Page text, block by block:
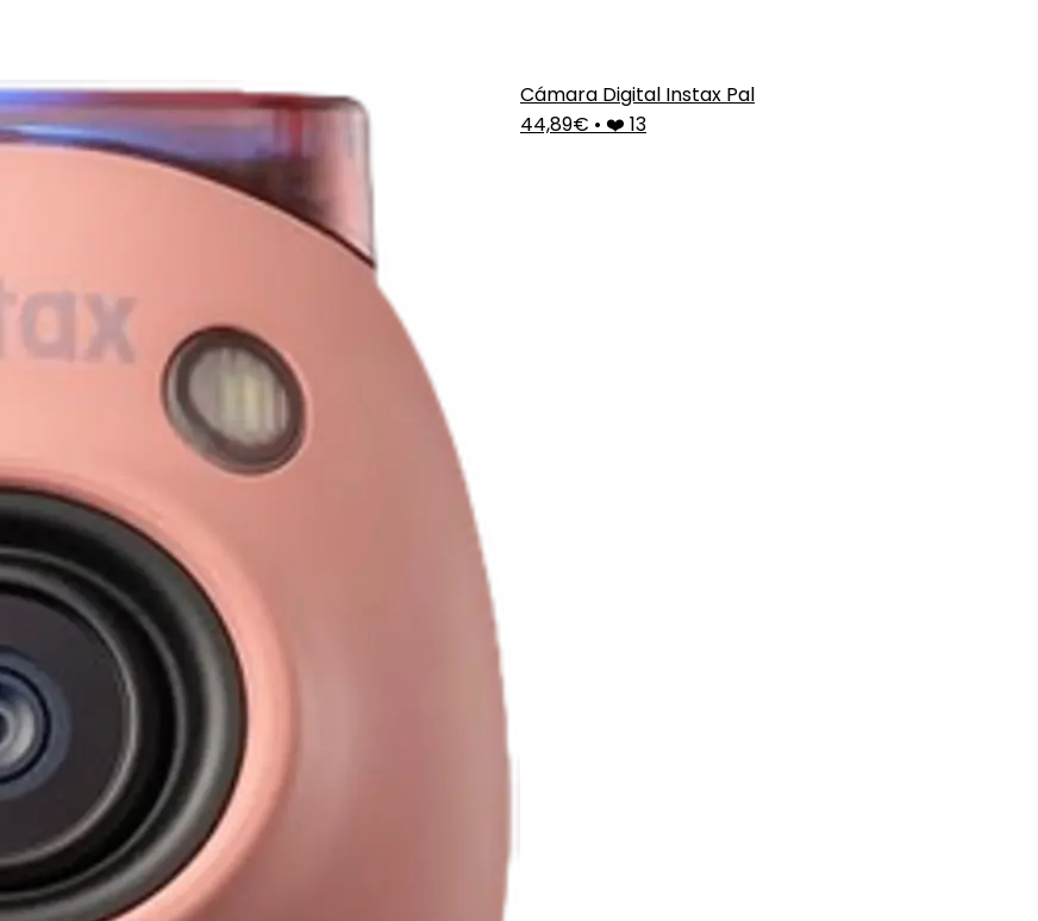
Cámara Digital Instax Pal
44,89€ • ❤️ 13